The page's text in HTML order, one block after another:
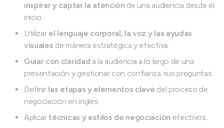
inspirar y captar la atención de una audiencia desde el
inicio.
Utilizar el lenguaje corporal, la voz y las ayudas
visuales de manera estratégica y efectiva.
Guiar con claridad a la audiencia a lo largo de una
presentación y gestionar con confianza sus preguntas.
Definir las etapas y elementos clave del proceso de
negociación en inglés.
Aplicartécnicas y estilos de negociación efectivos.